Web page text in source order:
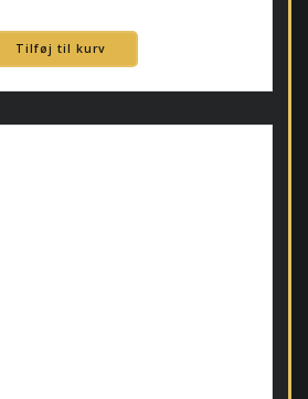
Tilføj til kurv